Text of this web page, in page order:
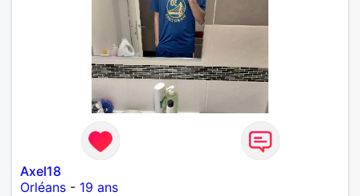
Axel18
Orléans - 19 ans